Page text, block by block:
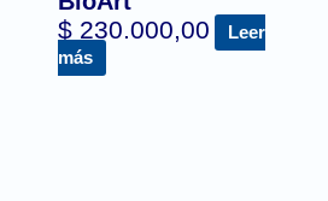
$ 230.000,00
Leer
más